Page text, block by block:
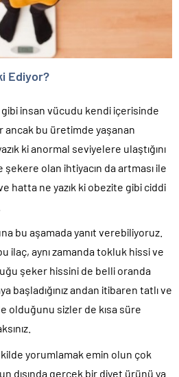
Ediyor?
insan vücudu kendi içerisinde
bu üretimde yaşanan
ki anormal seviyelere ulaştığını
şekere olan ihtiyacın da artması ile
hatta ne yazık ki obezite gibi ciddi
bu aşamada yanıt verebiliyoruz.
ilaç, aynı zamanda tokluk hissi ve
şeker hissini de belli oranda
başladığınız andan itibaren tatlı ve
olduğunu sizler de kısa süre
yorumlamak emin olun çok
dışında gerçek bir diyet ürünü ya